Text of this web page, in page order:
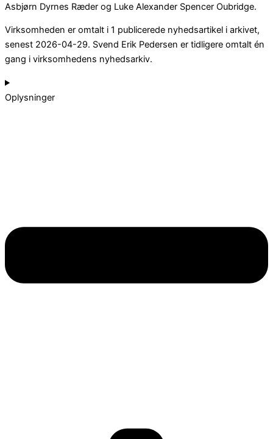
Asbjørn Dyrnes Ræder og Luke Alexander Spencer Oubridge.
Virksomheden er omtalt i 1 publicerede nyhedsartikel i arkivet,
senest 2026-04-29. Svend Erik Pedersen er tidligere omtalt én
gang i virksomhedens nyhedsarkiv.
Oplysninger